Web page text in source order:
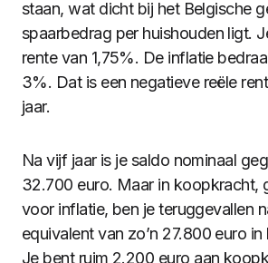
staan, wat dicht bij het Belgische
spaarbedrag per huishouden ligt.
rente van 1,75%. De inflatie
3%. Dat is een negatieve reële
jaar.
Na vijf jaar is je saldo nominaal
32.700 euro. Maar in koopkracht,
voor inflatie, ben je teruggevallen
equivalent van zo’n 27.800 euro in
Je bent ruim 2.200 euro aan